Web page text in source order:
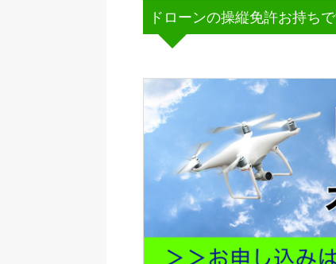
ドローンの操縦免許お持ち